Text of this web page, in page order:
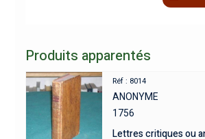
Produits apparentés
Réf : 8014
ANONYME
1756
Lettres critiques ou